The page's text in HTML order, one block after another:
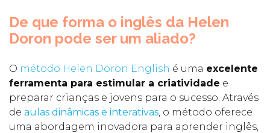
De que forma o inglês da Helen
Doron pode ser um aliado?
O método Helen Doron English é uma excelente
ferramenta para estimular a criatividade e
preparar crianças e jovens para o sucesso. Através
de aulas dinâmicas e interativas, o método oferece
uma abordagem inovadora para aprender inglês,